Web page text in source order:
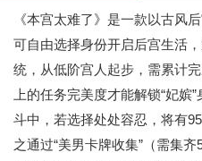
《本宫太难了》是一款以古风
可自由选择身份开启后宫生活
统，从低阶宫人起步，需累计
上的任务完美度才能解锁“妃
斗中，若选择处处容忍，将有
之通过“美男卡牌收集”（需集